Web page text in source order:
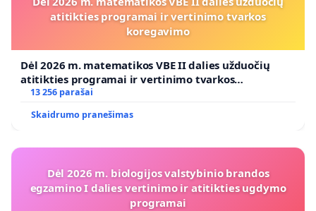
atitikties programai ir vertinimo tvarkos
koregavimo
Dėl 2026 m. matematikos VBE II dalies užduočių
atitikties programai ir vertinimo tvarkos
koregavimo
13 256 parašai
Skaidrumo pranešimas
Dėl 2026 m. biologijos valstybinio brandos
egzamino I dalies vertinimo ir atitikties ugdymo
programai